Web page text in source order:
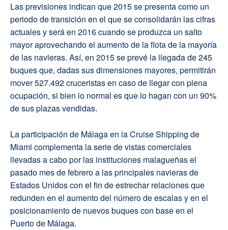
Las previsiones indican que 2015 se presenta como un
periodo de transición en el que se consolidarán las cifras
actuales y será en 2016 cuando se produzca un salto
mayor aprovechando el aumento de la flota de la mayoría
de las navieras. Así, en 2015 se prevé la llegada de 245
buques que, dadas sus dimensiones mayores, permitirán
mover 527.492 cruceristas en caso de llegar con plena
ocupación, si bien lo normal es que lo hagan con un 90%
de sus plazas vendidas.
La participación de Málaga en la Cruise Shipping de
Miami complementa la serie de vistas comerciales
llevadas a cabo por las instituciones malagueñas el
pasado mes de febrero a las principales navieras de
Estados Unidos con el fin de estrechar relaciones que
redunden en el aumento del número de escalas y en el
posicionamiento de nuevos buques con base en el
Puerto de Málaga.